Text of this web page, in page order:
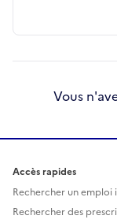
Vous
Accès rapides
Rechercher un emploi
Rechercher des